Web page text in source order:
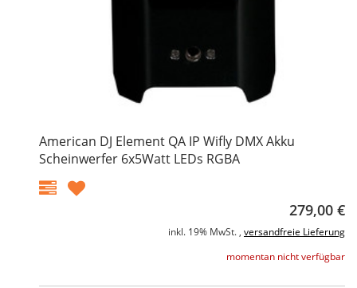
American DJ Element QA IP Wifly DMX Akku
Scheinwerfer 6x5Watt LEDs RGBA
279,00 €
inkl. 19% MwSt. , versandfreie Lieferung
momentan nicht verfügbar